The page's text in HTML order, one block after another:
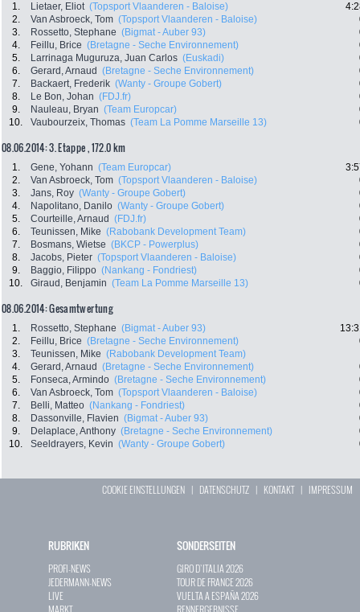
1. Lietaer, Eliot (Topsport Vlaanderen - Baloise)
2.
Van Asbroeck, Tom (Topsport Vlaanderen - Baloise)
3.
Rossetto, Stephane (Bigmat - Auber 93)
4.
Feillu, Brice (Bretagne - Seche Environnement)
5.
Larrinaga Muguruza, Juan Carlos (Euskadi)
6.
Gerard, Arnaud (Bretagne - Seche Environnement)
7.
Backaert, Frederik (Wanty - Groupe Gobert)
8.
Le Bon, Johan (FDJ.fr)
9.
Nauleau, Bryan (Team Europcar)
10.
Vaubourzeix, Thomas (Team La Pomme Marseille 13)
08.06.2014: 3. Etappe , 172.0 km
1. Gene, Yohann (Team Europcar)
2.
Van Asbroeck, Tom (Topsport Vlaanderen - Baloise)
3.
Jans, Roy (Wanty - Groupe Gobert)
4.
Napolitano, Danilo (Wanty - Groupe Gobert)
5.
Courteille, Arnaud (FDJ.fr)
6.
Teunissen, Mike (Rabobank Development Team)
7.
Bosmans, Wietse (BKCP - Powerplus)
8.
Jacobs, Pieter (Topsport Vlaanderen - Baloise)
9.
Baggio, Filippo (Nankang - Fondriest)
10.
Giraud, Benjamin (Team La Pomme Marseille 13)
08.06.2014: Gesamtwertung
1. Rossetto, Stephane (Bigmat - Auber 93)
2.
Feillu, Brice (Bretagne - Seche Environnement)
3.
Teunissen, Mike (Rabobank Development Team)
4.
Gerard, Arnaud (Bretagne - Seche Environnement)
5.
Fonseca, Armindo (Bretagne - Seche Environnement)
6.
Van Asbroeck, Tom (Topsport Vlaanderen - Baloise)
7.
Belli, Matteo (Nankang - Fondriest)
8.
Dassonville, Flavien (Bigmat - Auber 93)
9.
Delaplace, Anthony (Bretagne - Seche Environnement)
10.
Seeldrayers, Kevin (Wanty - Groupe Gobert)
COOKIE EINSTELLUNGEN | DATENSCHUTZ | KONTAKT| IMPRESSUM
RUBRIKEN
PROFI-NEWS
JEDERMANN-NEWS
LIVE
SONDERSEITEN
GIRO D`ITALIA 2026
TOUR DE FRANCE 2026
VUELTA A ESPAÑA 2026